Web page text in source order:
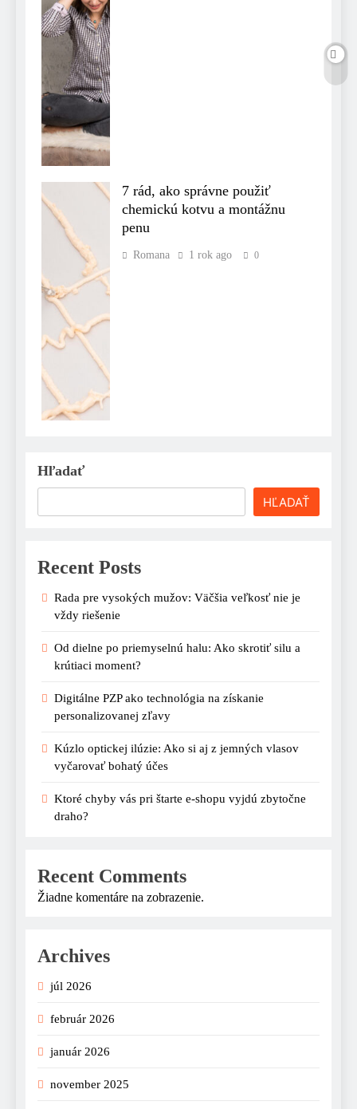
7 rád, ako správne použiť
chemickú kotvu a montážnu
penu
Romana 1 rok ago 0
Hľadať
HĽADAŤ
Recent Posts
Rada pre vysokých mužov: Väčšia veľkosť nie je
vždy riešenie
Od dielne po priemyselnú halu: Ako skrotiť silu a
krútiaci moment?
Digitálne PZP ako technológia na získanie
personalizovanej zľavy
Kúzlo optickej ilúzie: Ako si aj z jemných vlasov
vyčarovať bohatý účes
Ktoré chyby vás pri štarte e-shopu vyjdú zbytočne
draho?
Recent Comments
Žiadne komentáre na zobrazenie.
Archives
júl 2026
február 2026
január 2026
november 2025